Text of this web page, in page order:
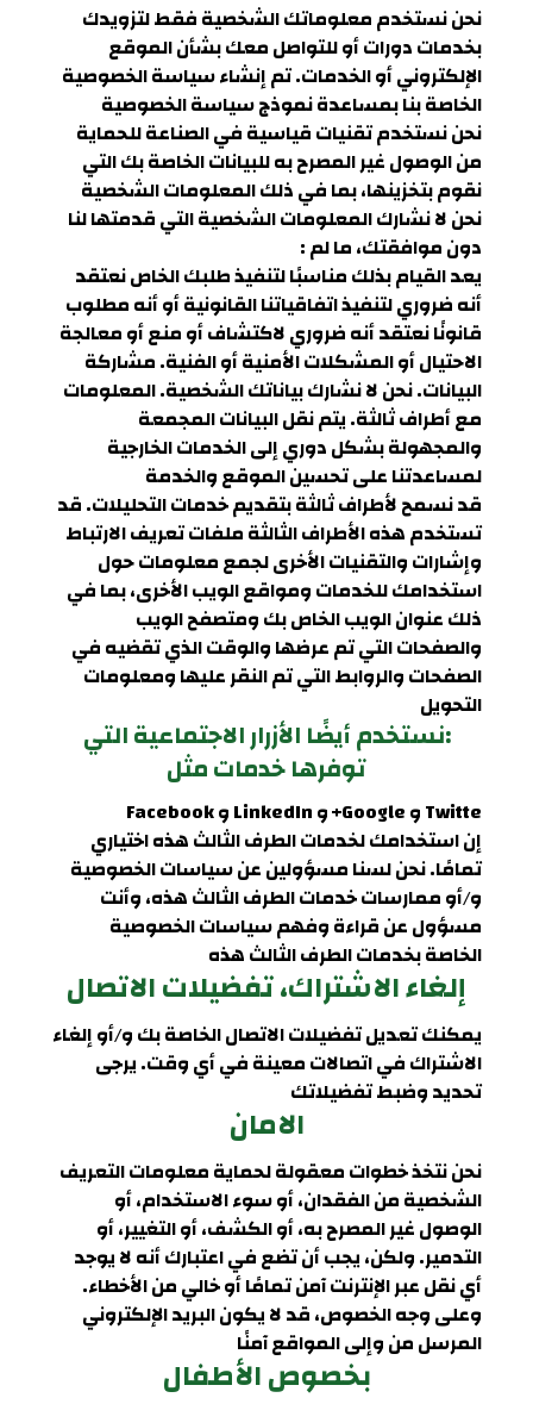
نحن نستخدم معلوماتك الشخصية فقط لتزويدك
بخدمات دورات أو للتواصل معك بشأن الموقع
الإلكتروني أو الخدمات. تم إنشاء سياسة الخصوصية
الخاصة بنا بمساعدة نموذج سياسة الخصوصية
نحن نستخدم تقنيات قياسية في الصناعة للحماية
من الوصول غير المصرح به للبيانات الخاصة بك التي
نقوم بتخزينها، بما في ذلك المعلومات الشخصية
نحن لا نشارك المعلومات الشخصية التي قدمتها لنا
دون موافقتك، ما لم :
يعد القيام بذلك مناسبًا لتنفيذ طلبك الخاص نعتقد
أنه ضروري لتنفيذ اتفاقياتنا القانونية أو أنه مطلوب
قانونًا نعتقد أنه ضروري لاكتشاف أو منع أو معالجة
الاحتيال أو المشكلات الأمنية أو الفنية. مشاركة
البيانات. نحن لا نشارك بياناتك الشخصية. المعلومات
مع أطراف ثالثة. يتم نقل البيانات المجمعة
والمجهولة بشكل دوري إلى الخدمات الخارجية
لمساعدتنا على تحسين الموقع والخدمة
قد نسمح لأطراف ثالثة بتقديم خدمات التحليلات. قد
تستخدم هذه الأطراف الثالثة ملفات تعريف الارتباط
وإشارات والتقنيات الأخرى لجمع معلومات حول
استخدامك للخدمات ومواقع الويب الأخرى، بما في
ذلك عنوان الويب الخاص بك ومتصفح الويب
والصفحات التي تم عرضها والوقت الذي تقضيه في
الصفحات والروابط التي تم النقر عليها ومعلومات
التحويل
:نستخدم أيضًا الأزرار الاجتماعية التي
توفرها خدمات مثل
Twitte و Google+ و LinkedIn و Facebook
إن استخدامك لخدمات الطرف الثالث هذه اختياري
تمامًا. نحن لسنا مسؤولين عن سياسات الخصوصية
و/أو ممارسات خدمات الطرف الثالث هذه، وأنت
مسؤول عن قراءة وفهم سياسات الخصوصية
الخاصة بخدمات الطرف الثالث هذه
إلغاء الاشتراك، تفضيلات الاتصال
يمكنك تعديل تفضيلات الاتصال الخاصة بك و/أو إلغاء
الاشتراك في اتصالات معينة في أي وقت. يرجى
تحديد وضبط تفضيلاتك
الامان
نحن نتخذ خطوات معقولة لحماية معلومات التعريف
الشخصية من الفقدان، أو سوء الاستخدام، أو
الوصول غير المصرح به، أو الكشف، أو التغيير، أو
التدمير. ولكن، يجب أن تضع في اعتبارك أنه لا يوجد
أي نقل عبر الإنترنت آمن تمامًا أو خالي من الأخطاء.
وعلى وجه الخصوص، قد لا يكون البريد الإلكتروني
المرسل من وإلى المواقع آمنًا
بخصوص الأطفال